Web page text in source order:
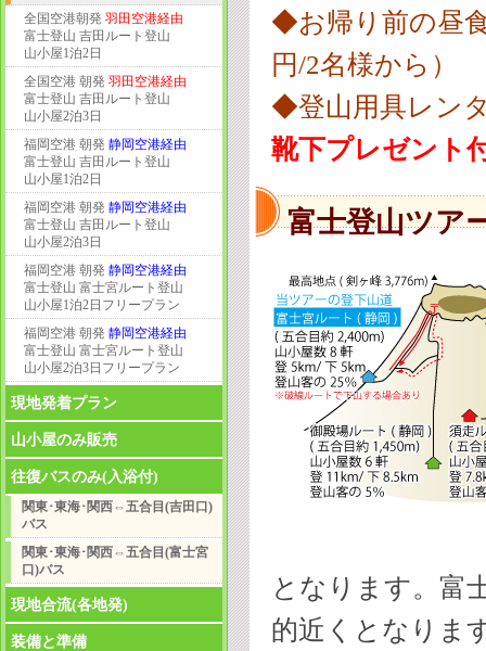
全国空港朝発 羽田空港経由
富士登山 吉田ルート登山
山小屋1泊2日
全国空港 朝発 羽田空港経由
富士登山 吉田ルート登山
山小屋2泊3日
福岡空港 朝発 静岡空港経由
富士登山 吉田ルート登山
山小屋1泊2日
福岡空港 朝発 静岡空港経由
富士登山 吉田ルート登山
山小屋2泊3日
福岡空港 朝発 静岡空港経由
富士登山 富士宮ルート登山
山小屋1泊2日フリープラン
福岡空港 朝発 静岡空港経由
富士登山 富士宮ルート登山
山小屋2泊3日フリープラン
現地発着プラン
山小屋のみ販売
往復バスのみ(入浴付)
関東･東海･関西⇔五合目(吉田口)
バス
関東･東海･関西⇔五合目(富士宮
口)バス
現地合流(各地発)
装備と準備
◆お帰り前の昼
円/2名様から）
◆登山用具レン
靴下プレゼント
富士登山ツア
となります。富
的近くとなりま